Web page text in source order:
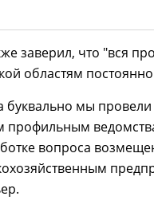
заверил, что "вся
областям
буквально мы
профильным
вопроса